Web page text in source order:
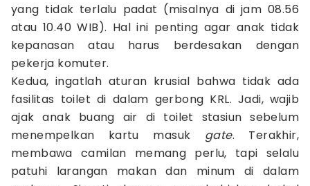
yang tidak terlalu padat (misalnya di jam 08.56
atau 10.40 WIB). Hal ini penting agar anak tidak
kepanasan atau harus berdesakan dengan
pekerja komuter.
Kedua, ingatlah aturan krusial bahwa tidak ada
fasilitas toilet di dalam gerbong KRL. Jadi, wajib
ajak anak buang air di toilet stasiun sebelum
menempelkan kartu masuk gate. Terakhir,
membawa camilan memang perlu, tapi selalu
patuhi larangan makan dan minum di dalam